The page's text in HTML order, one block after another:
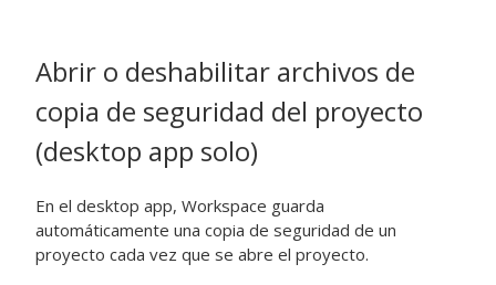
Abrir o deshabilitar archivos de
copia de seguridad del proyecto
(desktop app solo)
En el desktop app, Workspace guarda
automáticamente una copia de seguridad de un
proyecto cada vez que se abre el proyecto.